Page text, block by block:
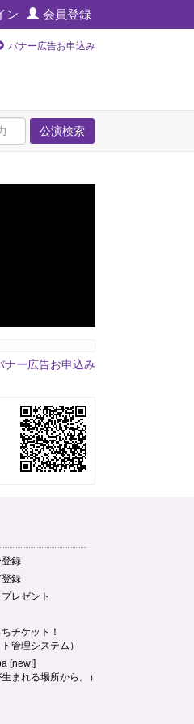
ン 会員登録
バナー広告お申込み
公演検索
ナー広告お申込み
録
録
レゼント
チケット！
ト管理システム）
[new!]
生まれる場所から。）